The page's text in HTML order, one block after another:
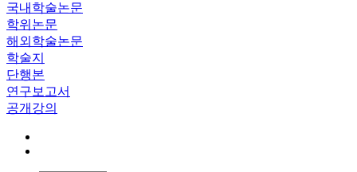
국내학술논문
학위논문
해외학술논문
학술지
단행본
연구보고서
공개강의